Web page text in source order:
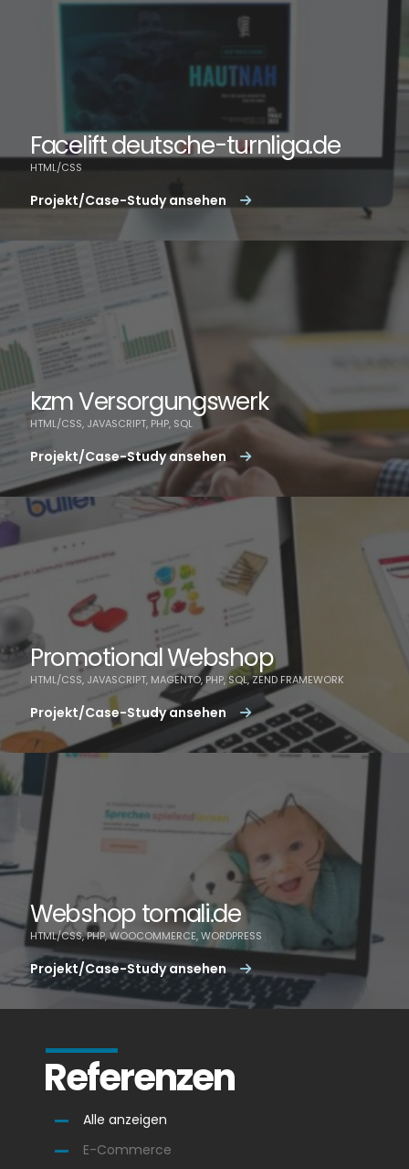
Referenzen
Alle anzeigen
E-Commerce
Projekt/Case-Study ansehen
Facelift deutsche-turnliga.de
HTML/CSS
Projekt/Case-Study ansehen
kzm Versorgungswerk
HTML/CSS, JAVASCRIPT, PHP, SQL
Projekt/Case-Study ansehen
Promotional Webshop
HTML/CSS, JAVASCRIPT, MAGENTO, PHP, SQL, ZEND FRAMEWORK
Projekt/Case-Study ansehen
Webshop tomali.de
HTML/CSS, PHP, WOOCOMMERCE, WORDPRESS